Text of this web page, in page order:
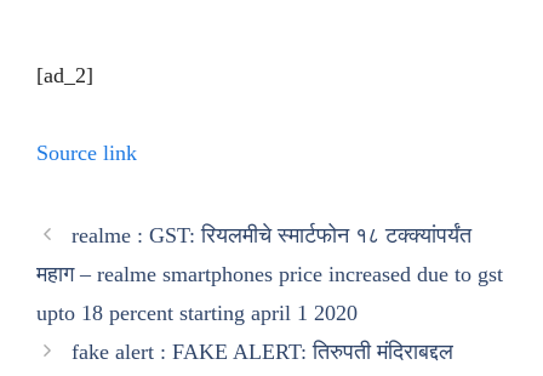
[ad_2]
Source link
realme : GST: रियलमीचे स्मार्टफोन १८ टक्क्यांपर्यंत
महाग – realme smartphones price increased due to gst
upto 18 percent starting april 1 2020
fake alert : FAKE ALERT: तिरुपती मंदिराबद्दल